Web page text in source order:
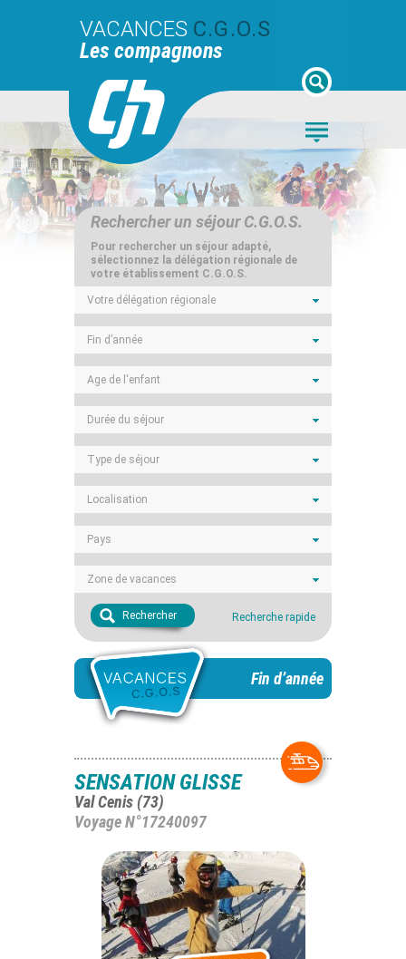
VACANCES C.G.O.S
Les compagnons
Rechercher un séjour C.G.O.S.
Pour rechercher un séjour adapté,
sélectionnez la délégation régionale de
votre établissement C.G.O.S.
Votre délégation régionale
Fin d’année
Age de l'enfant
Durée du séjour
Type de séjour
Localisation
Pays
Zone de vacances
Recherche rapide
Rechercher
Fin d’année
SENSATION GLISSE
Val Cenis (73)
Voyage N°17240097